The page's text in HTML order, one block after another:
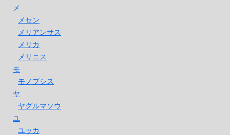
メ
メセン
メリアンサス
メリカ
メリニス
モ
モノプシス
ヤ
ヤグルマソウ
ユ
ユッカ